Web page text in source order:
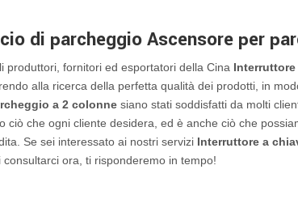
di parcheggio Ascensore per
produttori, fornitori ed esportatori della Cina
alla ricerca della perfetta qualità dei prodotti, in
a 2 colonne siano stati soddisfatti da molti
ciò che ogni cliente desidera, ed è anche ciò che
Se sei interessato ai nostri servizi Interruttore a
consultarci ora, ti risponderemo in tempo!